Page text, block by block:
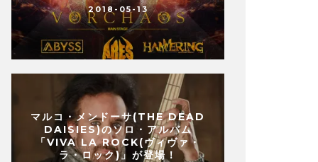
2018-05-13
マルコ・メンドーサ(THE DEAD
DAISIES)のソロ・アルバム
「VIVA LA ROCK(ヴィヴァ・
ラ・ロック)」が登場！